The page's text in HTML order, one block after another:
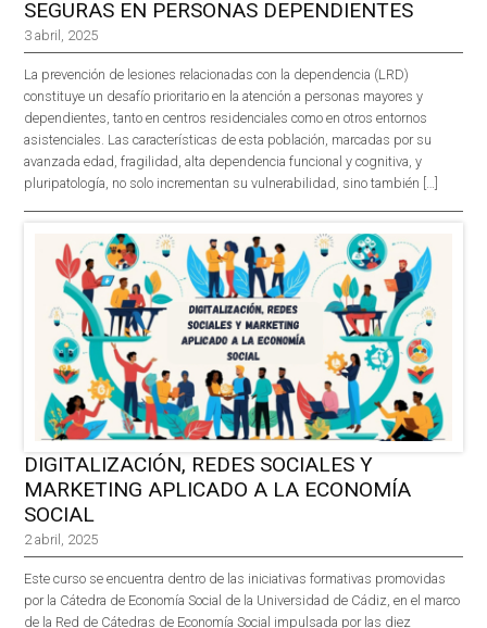
SEGURAS EN PERSONAS DEPENDIENTES
3 abril, 2025
La prevención de lesiones relacionadas con la dependencia (LRD)
constituye un desafío prioritario en la atención a personas mayores y
dependientes, tanto en centros residenciales como en otros entornos
asistenciales. Las características de esta población, marcadas por su
avanzada edad, fragilidad, alta dependencia funcional y cognitiva, y
pluripatología, no solo incrementan su vulnerabilidad, sino también […]
DIGITALIZACIÓN, REDES SOCIALES Y
MARKETING APLICADO A LA ECONOMÍA
SOCIAL
2 abril, 2025
Este curso se encuentra dentro de las iniciativas formativas promovidas
por la Cátedra de Economía Social de la Universidad de Cádiz, en el marco
de la Red de Cátedras de Economía Social impulsada por las diez